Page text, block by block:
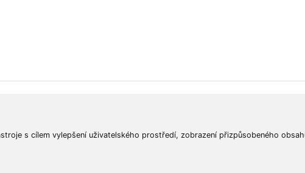
s cílem vylepšení uživatelského prostředí, zobrazení přizpůsobeného